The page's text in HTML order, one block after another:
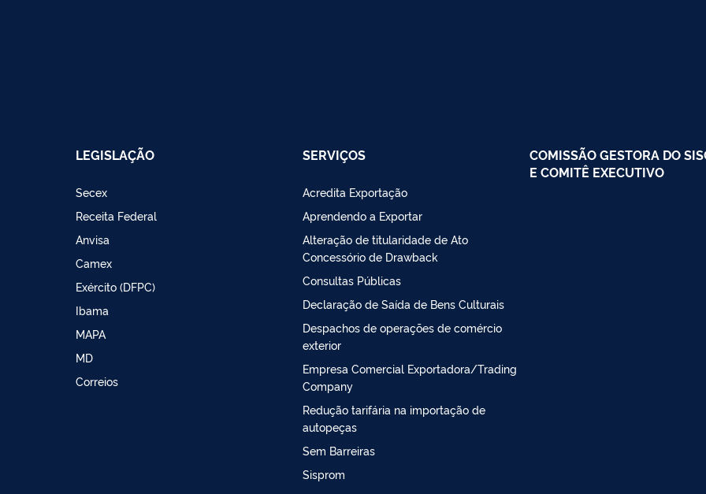
LEGISLAÇÃO
Secex
Receita Federal
Anvisa
Camex
Exército (DFPC)
Ibama
MAPA
MD
Correios
SERVIÇOS
Acredita Exportação
Aprendendo a Exportar
Alteração de titularidade de Ato
Concessório de Drawback
Consultas Públicas
Declaração de Saída de Bens Culturais
Despachos de operações de comércio
exterior
Empresa Comercial Exportadora/Trading
Company
Redução tarifária na importação de
autopeças
Sem Barreiras
Sisprom
COMISSÃO GESTORA DO
E COMITÊ EXECUTIVO